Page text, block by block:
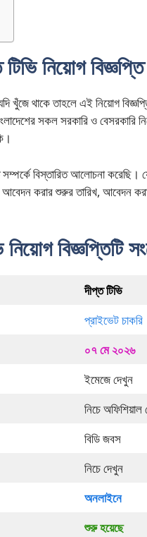
নিয়োগ
খুঁজে থাকে তাহলে এই নিয়োগ
সকল সরকারি ও বেসরকারি
বিস্তারিত আলোচনা
করার শুরুর তারিখ, আবেদন
নিয়োগ বিজ্ঞপ্তিটি
দীপ্ত টিভি
প্রাইভেট চাকরি
০৭ মে ২০২৬
ইমেজে দেখুন
নিচে
বিডি জবস
নিচে দেখুন
অনলাইনে
শুরু হয়েছে